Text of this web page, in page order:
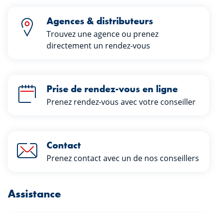
Agences & distributeurs
Trouvez une agence ou prenez
directement un rendez-vous
Prise de rendez-vous en ligne
Prenez rendez-vous avec votre conseiller
Contact
Prenez contact avec un de nos conseillers
Assistance